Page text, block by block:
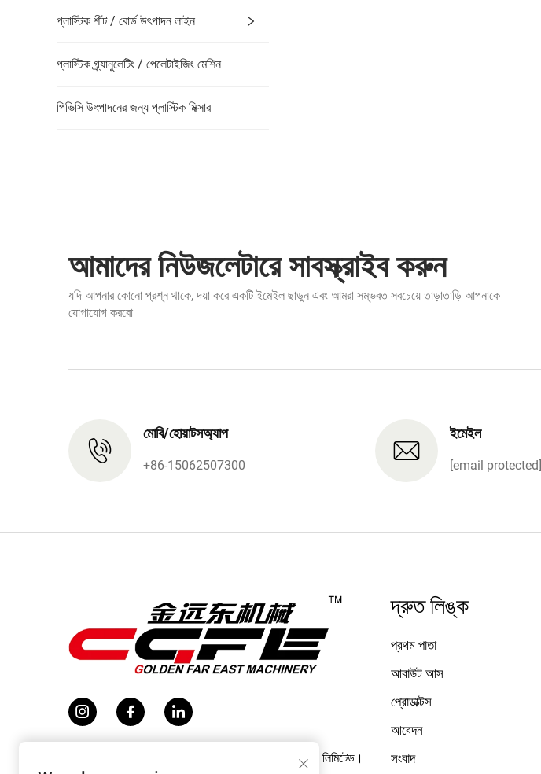
প্লাস্টিক শীট / বোর্ড উৎপাদন লাইন
প্লাস্টিক গ্র্যানুলেটিং / পেলেটাইজিং মেশিন
পিভিসি উৎপাদনের জন্য প্লাস্টিক মিক্সার
আমাদের নিউজলেটারে সাবস্ক্রাইব করুন
যদি আপনার কোনো প্রশ্ন থাকে, দয়া করে একটি ইমেইল ছাড়ুন এবং আমরা সম্ভবত সবচেয়ে তাড়াতাড়ি আপনাকে
যোগাযোগ করবো
মোবি/হোয়াটসঅ্যাপ
+86-15062507300
ইমেইল
[email protected]
কপিরাইট © ২০২৬ জাংজিয়াগাং গোল্ডেন ফার ইস্ট মেশিনারি কো., লিমিটেড।
দ্রুত লিঙ্ক
প্রথম পাতা
আবাউট আস
প্রোডাক্টস
আবেদন
সংবাদ